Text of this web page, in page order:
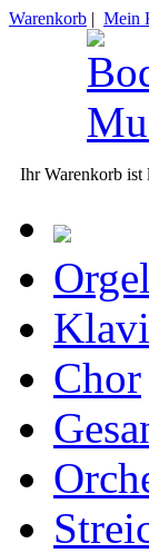
Warenkorb | Mein
Ihr Warenkorb ist
Orgel
Chor